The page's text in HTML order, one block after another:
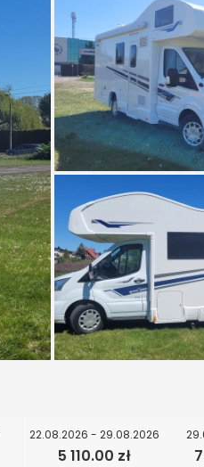
22.08.2026 - 29.08.2026
5 110.00 zł